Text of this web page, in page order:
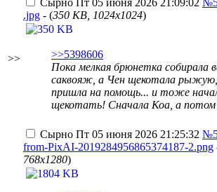
>>
Сырно Пт 05 июня 2026 21:09:02
.jpg - (350 KB, 1024x1024)
>>5398606
Пока мелкая брюнетка собирала
саквояж, а Чен щекотала
пришла на помощь... и тоже
щекотать! Сначала Коа, а потом
Сырно Пт 05 июня 2026 21:25:32
from-PixAI-2019284956865374187-2.png
768x1280)